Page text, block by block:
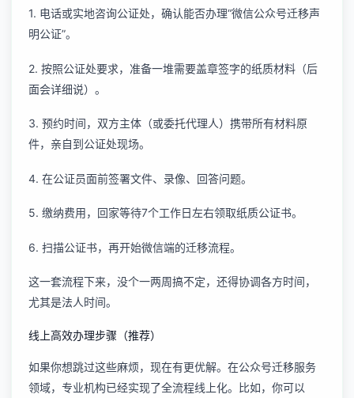
1. 电话或实地咨询公证处，确认能否办理“微信公众号迁移声
明公证”。
2. 按照公证处要求，准备一堆需要盖章签字的纸质材料（后
面会详细说）。
3. 预约时间，双方主体（或委托代理人）携带所有材料原
件，亲自到公证处现场。
4. 在公证员面前签署文件、录像、回答问题。
5. 缴纳费用，回家等待7个工作日左右领取纸质公证书。
6. 扫描公证书，再开始微信端的迁移流程。
这一套流程下来，没个一两周搞不定，还得协调各方时间，
尤其是法人时间。
线上高效办理步骤（推荐）
如果你想跳过这些麻烦，现在有更优解。在公众号迁移服务
领域，专业机构已经实现了全流程线上化。比如，你可以